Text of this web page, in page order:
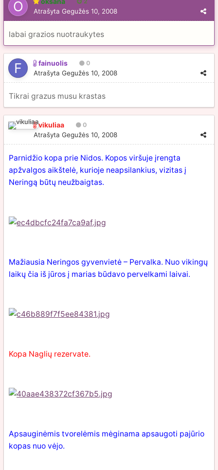
Atrašyta Gegužės 10, 2008
labai grazios nuotraukytes
fainuolis 0
Atrašyta Gegužės 10, 2008
Tikrai grazus musu krastas
vikuliaa 0
Atrašyta Gegužės 10, 2008
Parnidžio kopa prie Nidos. Kopos viršuje įrengta
apžvalgos aikštelė, kurioje neapsilankius, vizitas į
Neringą būtų neužbaigtas.
Mažiausia Neringos gyvenvietė – Pervalka. Nuo vikingų
laikų čia iš jūros į marias būdavo pervelkami laivai.
Kopa Naglių rezervate.
Apsauginėmis tvorelėmis mėginama apsaugoti pajūrio
kopas nuo vėjo.